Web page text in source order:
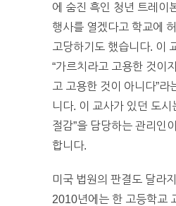
에 숨진 흑인 청년 트레이
행사를 열겠다고 학교에
고당하기도 했습니다. 이
“가르치라고 고용한 것이
고 고용한 것이 아니다”라
니다. 이 교사가 있던 도시
절감”을 담당하는 관리인
합니다.
미국 법원의 판결도 달라
2010년에는 한 고등학교